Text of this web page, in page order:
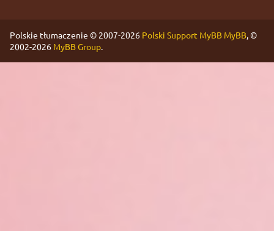
Polskie tłumaczenie © 2007-2026 Polski Support MyBB MyBB, ©
2002-2026 MyBB Group.